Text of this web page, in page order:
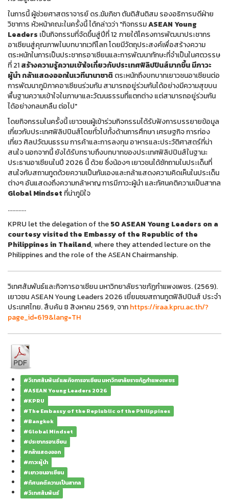
ในการนี้ ผู้ช่วยศาสตราจารย์ ดร.ฆัมภิชา ตันติสันติสม รองอธิการบดีฝ่าย
วิชาการ หัวหน้าคณะในครั้งนี้ ได้กล่าวว่า "กิจกรรมASEAN Young
Leaders เป็นกิจกรรมที่จัดขึ้นสู่ปีที่ 12 ภายใต้โครงการพัฒนาประชากร
อาเซียนสู่คุณภาพในบทบาทเวทีโลก โดยมีวัตถุประสงค์เพื่อสร้างความ
ตระหนักในการเป็นประชากรอาเซียนและการพัฒนาทักษะที่จำเป็นในศตวรรษ
ที่ 21สร้างความรู้ความเข้าใจเกี่ยวกับประเทศฟิลิปปินส์มากขึ้น มีภาวะ
ผู้นำ กล้าแสดงออกในเวทีนานาชาติ ตระหนักถึงบทบาทเยาวชนอาเซียนต่อ
การพัฒนาภูมิภาคอาเซียนร่วมกัน สามารถอยู่ร่วมกันได้อย่างมีความสุขบน
พื้นฐานความเข้าใจในภาษาและวัฒนธรรมที่แตกต่าง แต่สามารถอยู่ร่วมกัน
ได้อย่างกลมกลืน ต่อไป"
โดยกิจกรรมในครั้งนี้ เยาวชนผู้เข้าร่วมกิจกรรมได้รับฟังการบรรยายข้อมูล
เกี่ยวกับประเทศฟิลิปปินส์โดยทั่วไปทั้งด้านการศึกษา เศรษฐกิจ การท่อง
เที่ยว ศิลปวัฒนธรรม การค้าและการลงทุน อาหารและประวัติศาสตร์ที่น่า
สนใจ นอกจากนี้ ยังได้รับทราบถึงบทบาทของประเทศฟิลิปปินส์ในฐานะ
ประธานอาเซียนในปี 2026 นี้ ด้วย ซึ่งน้องๆ เยาวชนได้ซักถามในประเด็นที่
สนใจกับสถานทูตด้วยความเป็นกันเองและกล้าแสดงความคิดเห็นในประเด็น
ต่างๆ อันแสดงถึงความกล้าหาญ การมีภาวะผู้นำ และทัศนคติความเป็นสากล
Global Mindset ที่น่าภูมิใจ
............
KPRU let the delegation of the50 ASEAN Young Leaders on a
courtesy visited the Embassy of the Republic of the
Philippines in Thailand, where they attended lecture on the
Philippines and the role of the ASEAN Chairmanship.
วิเทศสัมพันธ์และกิจการอาเซียน มหาวิทยาลัยราชภัฏกำแพงเพชร. (2569).
เยาวชน ASEAN Young Leaders 2026 เยี่ยมชมสถานทูตฟิลิปปินส์ ประจำ
ประเทศไทย. สืบค้น 8 สิงหาคม 2569, จากhttps://iraa.kpru.ac.th/?
page_id=619&lang=TH
#วิเทศสัมพันธ์และกิจการอาเซียน มหาวิทยาลัยราชภัฏกำแพงเพชร
#ASEAN Young Leaders 2026
#KPRU
#The Embassy of the Replublic of the Philippines
#Bangkok
#Global Mindset
#ประชากรอาเซียน
#กล้าแสดงออก
#ภาวะผู้นำ
#เยาวชนอาเซียน
#ทัศนคติความเป็นสากล
#วิเทศสัมพันธ์